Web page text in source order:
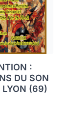
:
DU SON
LYON (69)